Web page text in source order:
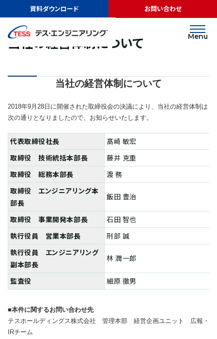
資料ダウンロード お問い合わせ
Menu
ニュース 当社の経営体制について
リリース
当社の経営体制について
当社の経営体制について
2018年9月28日に開催された取締役会の決議により、当社の経営体制は
次の通りとなりましたので、お知らせいたします。
代表取締役社長
髙崎 敏宏
取締役 技術統括本部長
藤井 克重
取締役 総務本部長
渡 務
取締役 エンジニアリング本
部長
飯田 豊治
取締役 事業開発本部長
石田 智也
執行役員 営業本部長
刑部 誠
執行役員 エンジニアリング
副本部長
林 潤一郎
監査役 細原 徹男
■本件に関するお問い合わせ先
テスホールディングス株式会社 管理本部 経営企画ユニット 広報・
IRチーム